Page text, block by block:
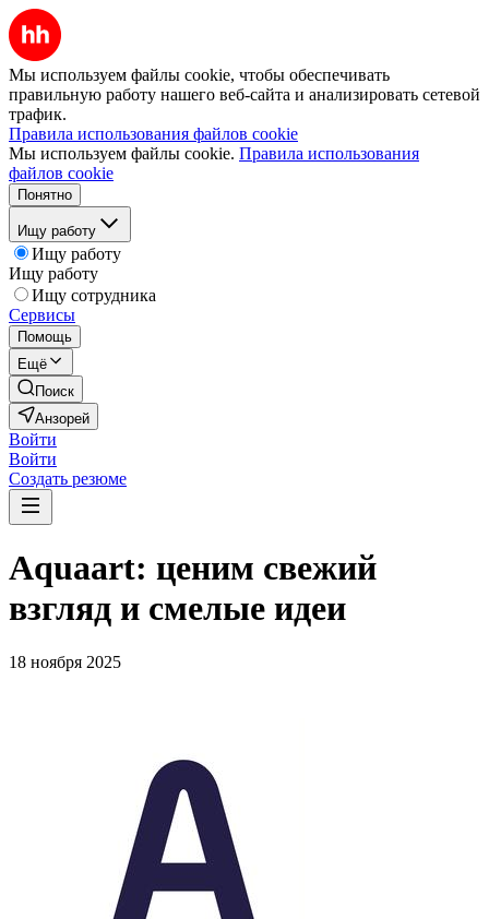
Мы используем файлы cookie, чтобы обеспечивать
правильную работу нашего веб-сайта и анализировать сетевой
трафик.
Правила использования файлов cookie
Мы используем файлы cookie. Правила использования
файлов cookie
Понятно
Ищу работу
Ищу работу
Ищу работу
Ищу сотрудника
Сервисы
Помощь
Ещё
Поиск
Анзорей
Войти
Войти
Создать резюме
Aquaart: ценим свежий
взгляд и смелые идеи
18 ноября 2025